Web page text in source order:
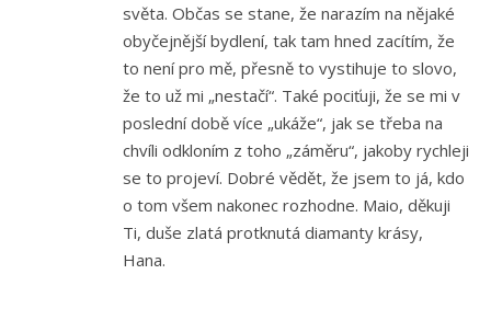
světa. Občas se stane, že narazím na nějaké
obyčejnější bydlení, tak tam hned zacítím, že
to není pro mě, přesně to vystihuje to slovo,
že to už mi „nestačí“. Také pociťuji, že se mi v
poslední době více „ukáže“, jak se třeba na
chvíli odkloním z toho „záměru“, jakoby rychleji
se to projeví. Dobré vědět, že jsem to já, kdo
o tom všem nakonec rozhodne. Maio, děkuji
Ti, duše zlatá protknutá diamanty krásy,
Hana.